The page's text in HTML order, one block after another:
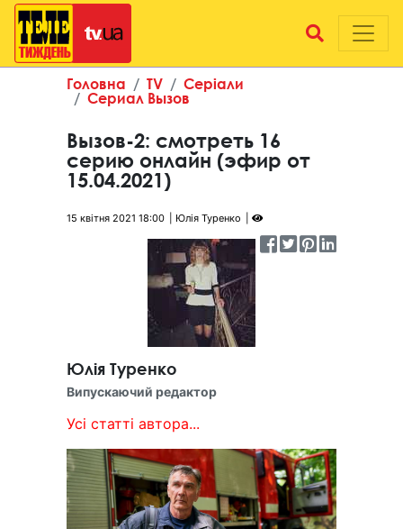
Головна TV
Серіали
Сериал Вызов
Вызов-2: смотреть 16
серию онлайн (эфир от
15.04.2021)
15 квітня 2021 18:00 Юлія Туренко
Юлія Туренко
Випускаючий редактор
Усі статті автора...